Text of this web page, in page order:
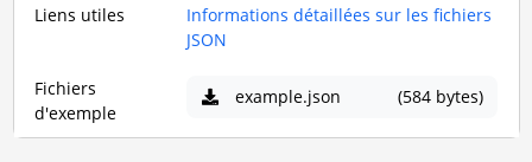
Liens utiles
Informations détaillées sur les fichiers
JSON
Fichiers
d'exemple
example.json (584 bytes)